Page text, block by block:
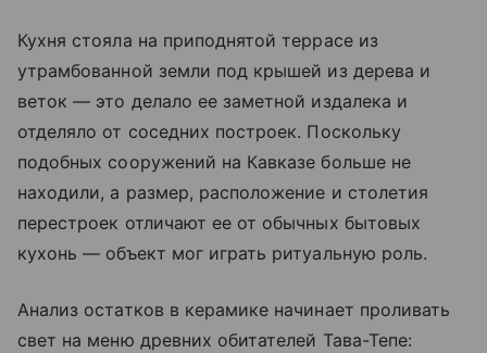
Кухня стояла на приподнятой террасе из
утрамбованной земли под крышей из дерева и
веток — это делало ее заметной издалека и
отделяло от соседних построек. Поскольку
подобных сооружений на Кавказе больше не
находили, а размер, расположение и столетия
перестроек отличают ее от обычных бытовых
кухонь — объект мог играть ритуальную роль.
Анализ остатков в керамике начинает проливать
свет на меню древних обитателей Тава-Тепе: